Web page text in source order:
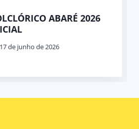
ABARÉ 2026
17 de junho de 2026